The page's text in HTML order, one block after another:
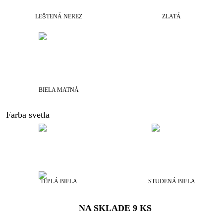
LEŠTENÁ NEREZ ZLATÁ
BIELA MATNÁ
Farba svetla
TEPLÁ BIELA STUDENÁ BIELA
NA SKLADE 9 KS